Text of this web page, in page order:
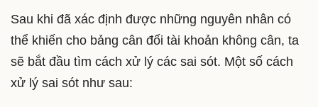
Sau khi đã xác định được những nguyên nhân có
thể khiến cho bảng cân đối tài khoản không cân, ta
sẽ bắt đầu tìm cách xử lý các sai sót. Một số cách
xử lý sai sót như sau: